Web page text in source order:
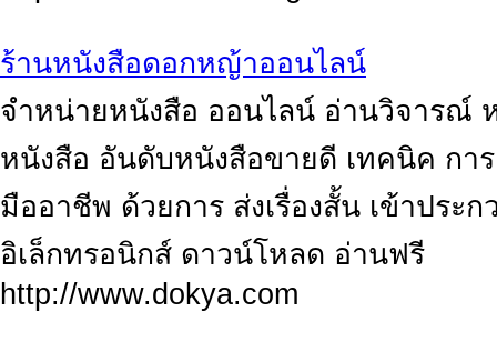
ร้านหนังสือดอกหญ้าออนไลน์
จำหน่ายหนังสือ ออนไลน์ อ่านวิจารณ์
หนังสือ อันดับหนังสือขายดี เทคนิค กา
มืออาชีพ ด้วยการ ส่งเรื่องสั้น เข้าประ
อิเล็กทรอนิกส์ ดาวน์โหลด อ่านฟรี
http://www.dokya.com